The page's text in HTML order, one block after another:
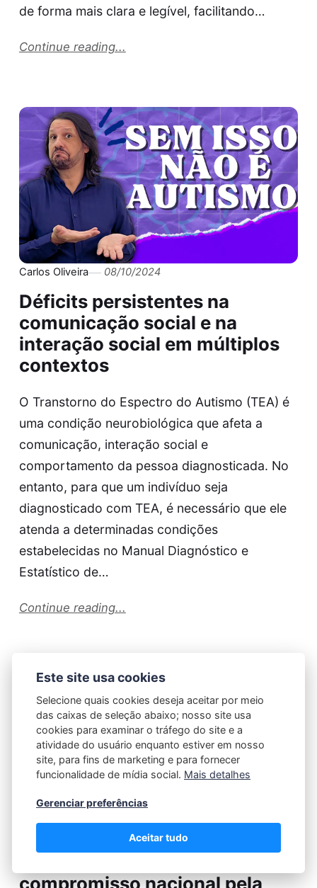
de forma mais clara e legível, facilitando…
Continue reading...
Carlos Oliveira 08/10/2024
Déficits persistentes na
comunicação social e na
interação social em múltiplos
contextos
O Transtorno do Espectro do Autismo (TEA) é
uma condição neurobiológica que afeta a
comunicação, interação social e
comportamento da pessoa diagnosticada. No
entanto, para que um indivíduo seja
diagnosticado com TEA, é necessário que ele
atenda a determinadas condições
estabelecidas no Manual Diagnóstico e
Estatístico de…
Continue reading...
05/10/2024
compromisso nacional pela
Este site usa cookies
Selecione quais cookies deseja aceitar por meio
das caixas de seleção abaixo; nosso site usa
cookies para examinar o tráfego do site e a
atividade do usuário enquanto estiver em nosso
site, para fins de marketing e para fornecer
funcionalidade de mídia social. Mais detalhes
Gerenciar preferências
Aceitar tudo